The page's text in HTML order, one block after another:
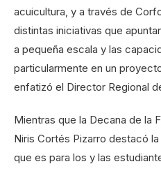
acuicultura, y a través de
distintas iniciativas que
a pequeña escala y las
particularmente en un
enfatizó el Director Regional
Mientras que la Decana de la
Niris Cortés Pizarro destacó
que es para los y las